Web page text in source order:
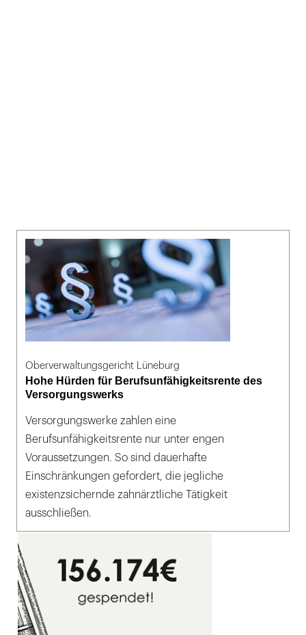
Oberverwaltungsgericht Lüneburg
Hohe Hürden für Berufsunfähigkeitsrente des
Versorgungswerks
Versorgungswerke zahlen eine
Berufsunfähigkeitsrente nur unter engen
Voraussetzungen. So sind dauerhafte
Einschränkungen gefordert, die jegliche
existenzsichernde zahnärztliche Tätigkeit
ausschließen.